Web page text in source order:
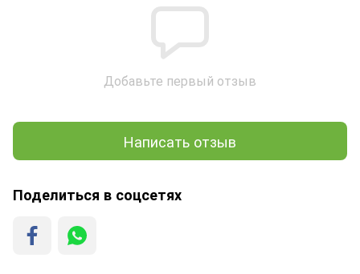
Добавьте первый отзыв
Написать отзыв
Поделиться в соцсетях